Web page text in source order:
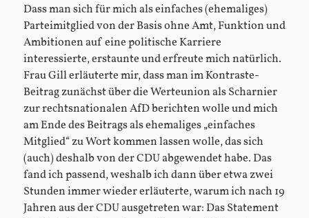
Dass man sich für mich als einfaches (ehemaliges)
Parteimitglied von der Basis ohne Amt, Funktion und
Ambitionen auf eine politische Karriere
interessierte, erstaunte und erfreute mich natürlich.
Frau Gill erläuterte mir, dass man im Kontraste-
Beitrag zunächst über die Werteunion als Scharnier
zur rechtsnationalen AfD berichten wolle und mich
am Ende des Beitrags als ehemaliges „einfaches
Mitglied“ zu Wort kommen lassen wolle, das sich
(auch) deshalb von der CDU abgewendet habe. Das
fand ich passend, weshalb ich dann über etwa zwei
Stunden immer wieder erläuterte, warum ich nach 19
Jahren aus der CDU ausgetreten war: Das Statement